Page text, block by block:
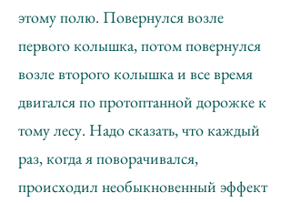
этому полю. Повернулся возле
первого колышка, потом повернулся
возле второго колышка и все время
двигался по протоптанной дорожке к
тому лесу. Надо сказать, что каждый
раз, когда я поворачивался,
происходил необыкновенный эффект